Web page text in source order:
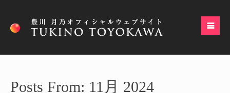
Posts From: 11月 2024